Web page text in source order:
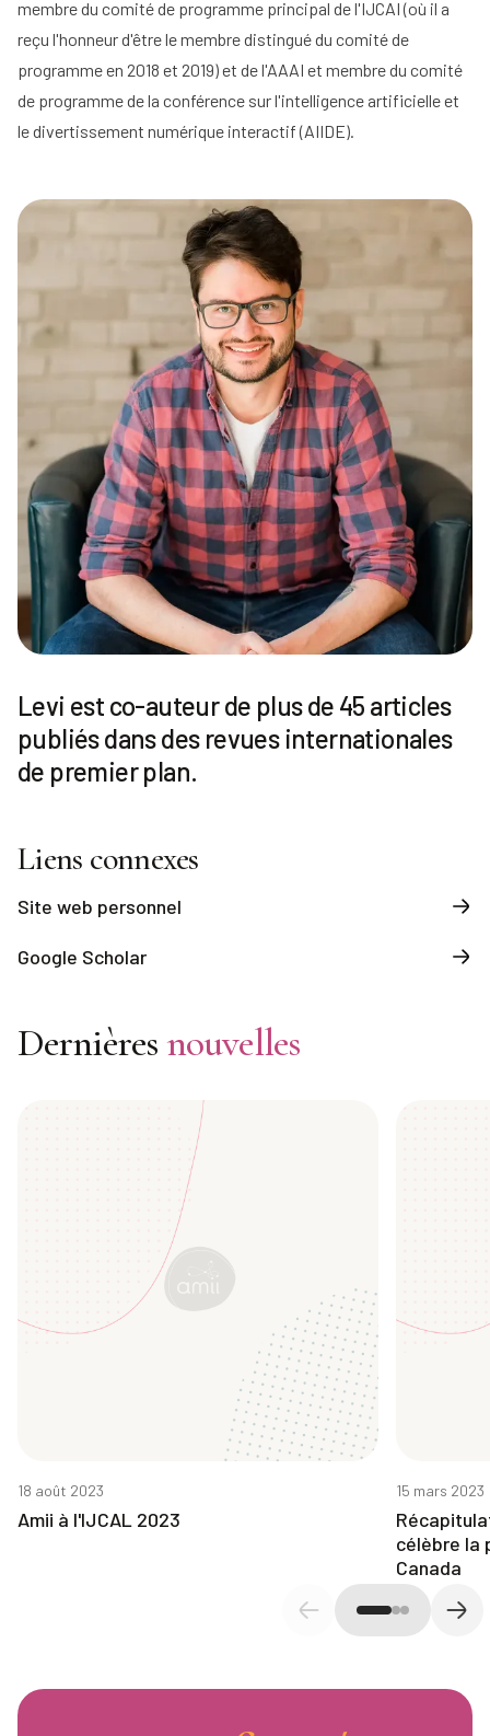
membre du comité de programme principal de l'IJCAI (où il a
reçu l'honneur d'être le membre distingué du comité de
programme en 2018 et 2019) et de l'AAAI et membre du comité
de programme de la conférence sur l'intelligence artificielle et
le divertissement numérique interactif (AIIDE).
Levi est co-auteur de plus de 45 articles
publiés dans des revues internationales
de premier plan.
Liens connexes
Site web personnel
Google Scholar
Dernièresnouvelles
18 août 2023
Amii à l'IJCAL 2023
15 mars 2023
célèbre la
Canada
Diapositive précédente